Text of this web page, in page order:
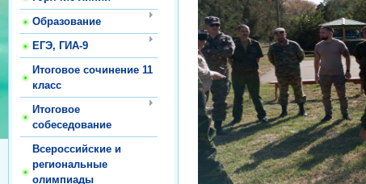
Образование
ЕГЭ, ГИА-9
Итоговое сочинение 11
класс
Итоговое
собеседование
Всероссийские и
региональные
олимпиады